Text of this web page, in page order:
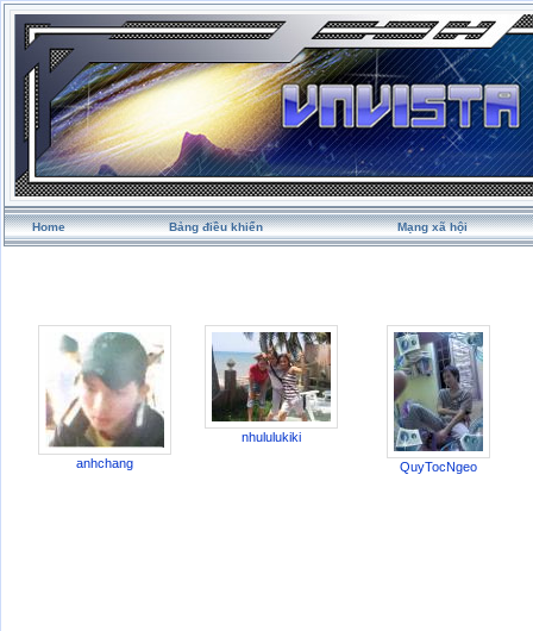
Home Bảng điều khiển Mạng xã hội
anhchang
nhululukiki
QuyTocNgeo